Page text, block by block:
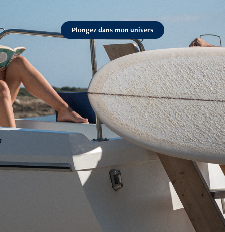
Plongez dans mon univers